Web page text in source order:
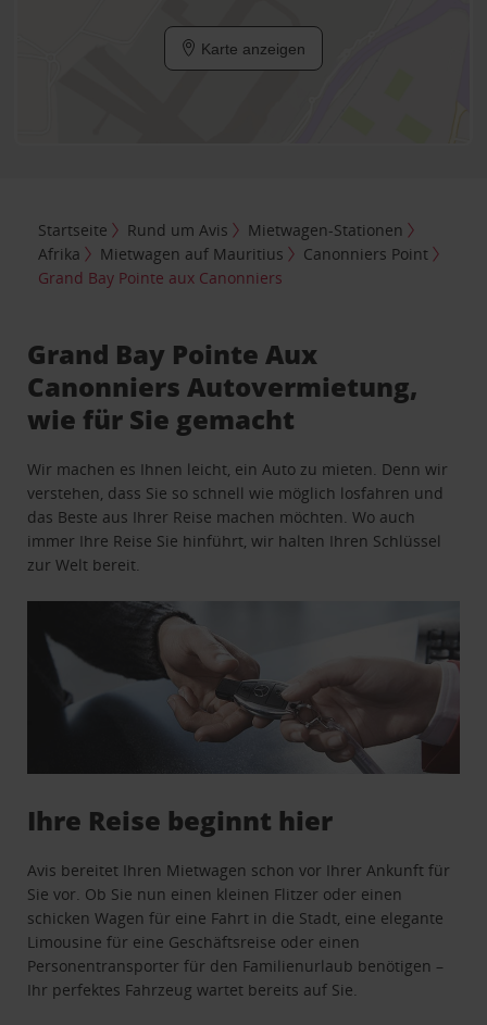
Karte anzeigen
Startseite Rund um Avis
Mietwagen-Stationen
Afrika
Mietwagen auf Mauritius
Canonniers Point
Grand Bay Pointe aux Canonniers
Grand Bay Pointe Aux
Canonniers Autovermietung,
wie für Sie gemacht
Wir machen es Ihnen leicht, ein Auto zu mieten. Denn wir
verstehen, dass Sie so schnell wie möglich losfahren und
das Beste aus Ihrer Reise machen möchten. Wo auch
immer Ihre Reise Sie hinführt, wir halten Ihren Schlüssel
zur Welt bereit.
Ihre Reise beginnt hier
Avis bereitet Ihren Mietwagen schon vor Ihrer Ankunft für
Sie vor. Ob Sie nun einen kleinen Flitzer oder einen
schicken Wagen für eine Fahrt in die Stadt, eine elegante
Limousine für eine Geschäftsreise oder einen
Personentransporter für den Familienurlaub benötigen –
Ihr perfektes Fahrzeug wartet bereits auf Sie.